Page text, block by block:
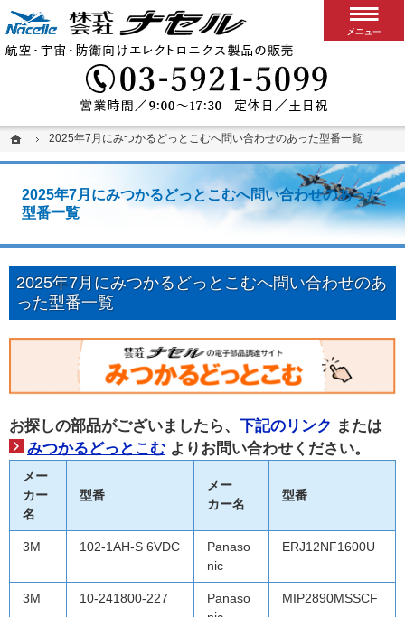
ホーム2025年7月にみつかるどっとこむへ問い合わせのあった型番一覧
2025年7月にみつかるどっとこむへ問い合わせのあった
型番一覧
搭載用VPXボード/システム
カスタム可能な堅牢パソコン、ディスプレイ、スイッチ
2025年7月にみつかるどっとこむへ問い合わせのあ
った型番一覧
お探しの部品がございましたら、 下記のリンク または
みつかるどっとこむ よりお問い合わせください。
メー
カー
名
型番
メー
カー名
型番
3M 102-1AH-S 6VDC
Panaso
nic
ERJ12NF1600U
3M 10-241800-227
Panaso
MIP2890MSSCF
ホーム2025年7月にみつかるどっとこむへ問い合わせのあった型番一覧